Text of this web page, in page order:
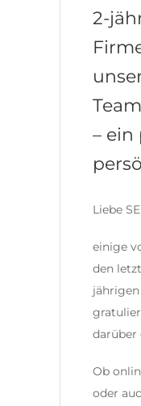
2-
– ein
Liebe
einige
den
darüber
Ob
oder